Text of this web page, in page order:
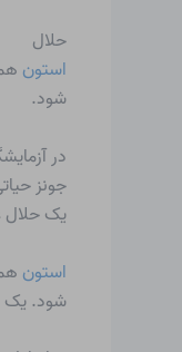
حلال
استون
شود.
در
جونز
یک
استون
شود. یک